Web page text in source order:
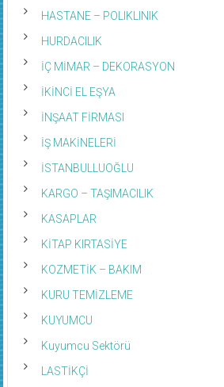
HASTANE – POLIKLINIK
HURDACILIK
İÇ MİMAR – DEKORASYON
İKİNCİ EL EŞYA
İNŞAAT FİRMASI
İŞ MAKİNELERİ
İSTANBULLUOĞLU
KARGO – TAŞIMACILIK
KASAPLAR
KİTAP KIRTASİYE
KOZMETİK – BAKIM
KURU TEMİZLEME
KUYUMCU
Kuyumcu Sektörü
LASTİKÇİ